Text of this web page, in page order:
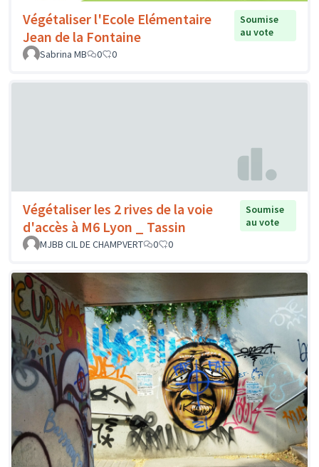
Végétaliser l'Ecole Elémentaire
Jean de la Fontaine
Soumise
au vote
Sabrina MB
0 0
Végétaliser les 2 rives de la voie
d'accès à M6 Lyon _ Tassin
Soumise
au vote
MJBB CIL DE CHAMPVERT
0 0